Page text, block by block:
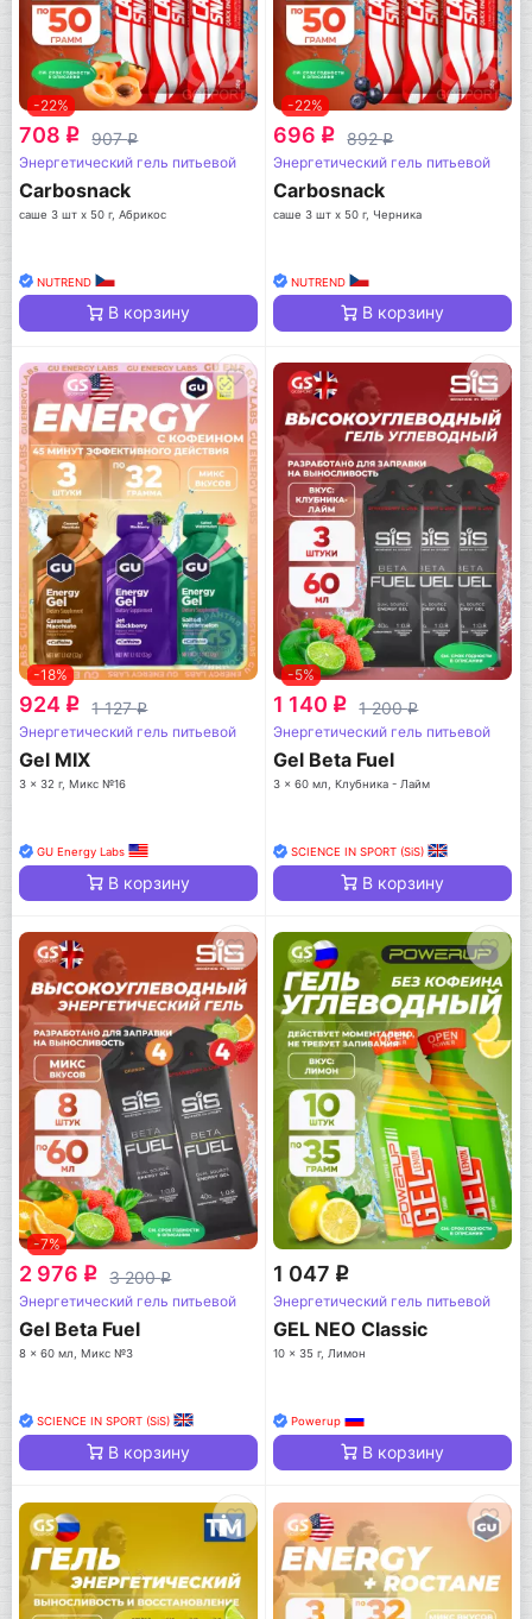
-22%
708 q 907q
Энергетический гель питьевой
Carbosnack
саше 3 шт x 50 г, Абрикос
NUTREND
В корзину
-22%
696 q 892q
Энергетический гель питьевой
Carbosnack
саше 3 шт x 50 г, Черника
NUTREND
В корзину
-18%
924 q 1 127q
Энергетический гель питьевой
Gel MIX
3 x 32 г, Микс №16
GU Energy Labs
В корзину
-5%
1 140 q 1 200q
Энергетический гель питьевой
Gel Beta Fuel
3 x 60 мл, Клубника - Лайм
SCIENCE IN SPORT (SiS)
В корзину
-7%
2 976 q 3 200q
Энергетический гель питьевой
Gel Beta Fuel
8 x 60 мл, Микс №3
SCIENCE IN SPORT (SiS)
В корзину
1 047 q
Энергетический гель питьевой
GEL NEO Classic
10 x 35 г, Лимон
Powerup
В корзину